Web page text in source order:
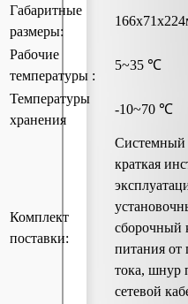
Габаритные
размеры:
Рабочие
температуры :
5~35
Температуры
хранения
-10~70 ℃
Комплект
поставки:
Системный
краткая
сборочный
питания от
тока, шнур
сетевой